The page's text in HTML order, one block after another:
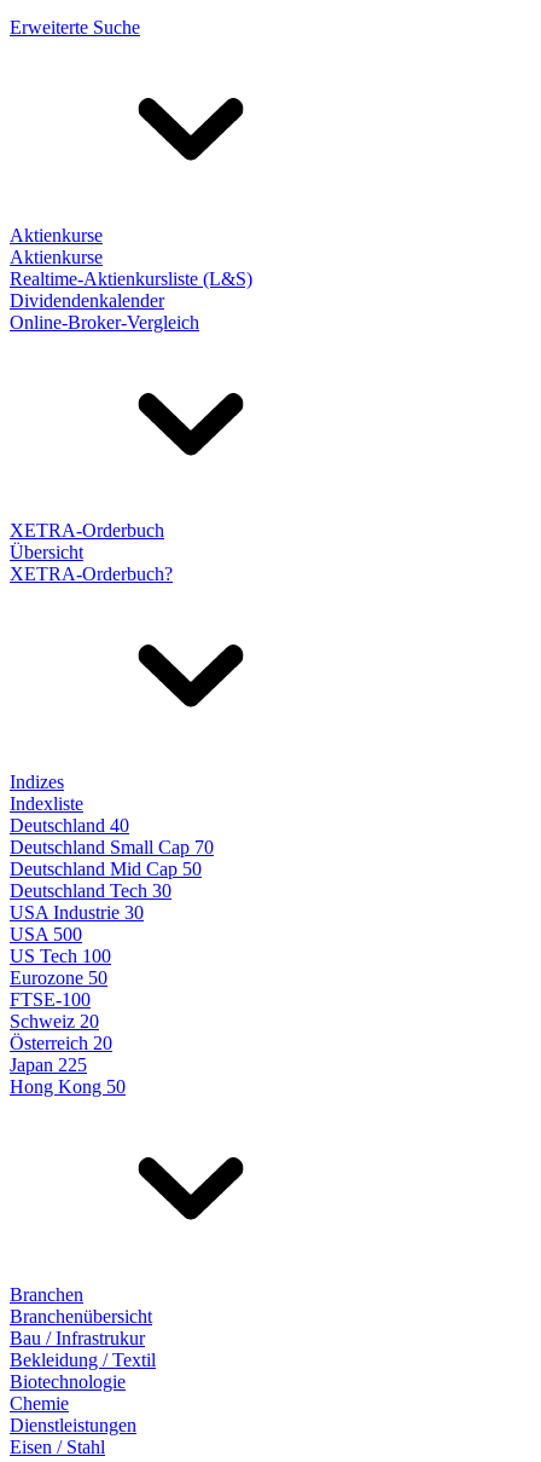
Erweiterte Suche
Aktienkurse
Aktienkurse
Realtime-Aktienkursliste (L&S)
Dividendenkalender
Online-Broker-Vergleich
XETRA-Orderbuch
Übersicht
XETRA-Orderbuch?
Indizes
Indexliste
Deutschland 40
Deutschland Small Cap 70
Deutschland Mid Cap 50
Deutschland Tech 30
USA Industrie 30
USA 500
US Tech 100
Eurozone 50
FTSE-100
Schweiz 20
Österreich 20
Japan 225
Hong Kong 50
Branchen
Branchenübersicht
Bau / Infrastrukur
Bekleidung / Textil
Biotechnologie
Chemie
Dienstleistungen
Eisen / Stahl